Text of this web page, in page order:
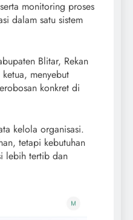
monitoring proses
dalam satu sistem
Blitar, Rekan
menyebut
konkret di
kelola organisasi.
tetapi kebutuhan
lebih tertib dan